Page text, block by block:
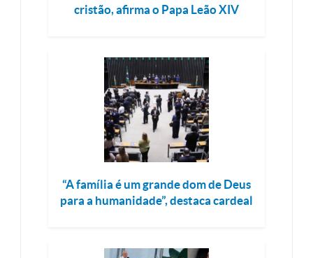
cristão, afirma o Papa Leão XIV
“A família é um grande dom de Deus
para a humanidade”, destaca cardeal